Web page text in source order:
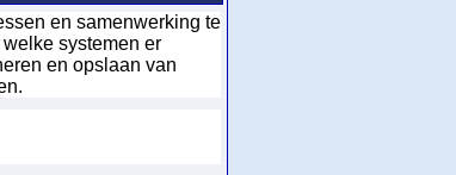
en samenwerking te
systemen er
en opslaan van